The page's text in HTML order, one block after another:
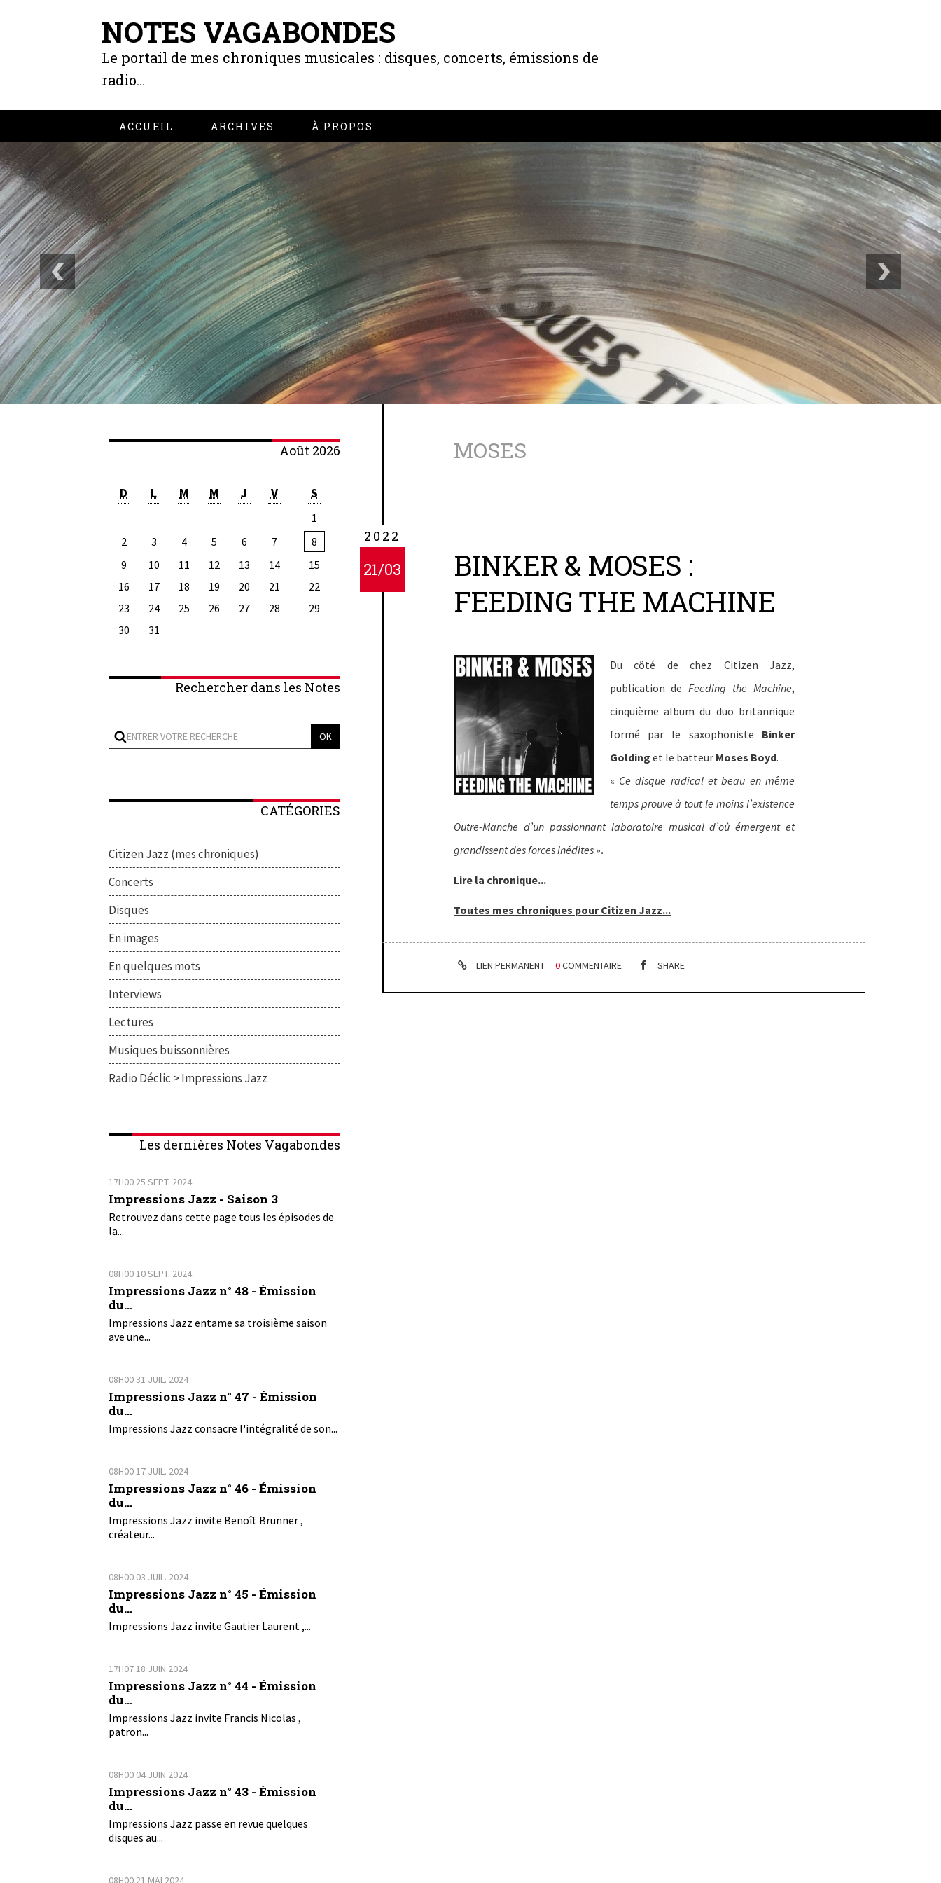
NOTES VAGABONDES
Le portail de mes chroniques musicales : disques, concerts, émissions de
radio...
ACCUEIL ARCHIVES À PROPOS
Août 2026
D L M M J V S
1
2
3 4 5 6 7
8
9
10 11 12 13 14
15
16
17 18 19 20 21
22
23
24 25 26 27 28
29
30
31
Rechercher dans les Notes
CATÉGORIES
Citizen Jazz (mes chroniques)
Concerts
Disques
En images
En quelques mots
Interviews
Lectures
Musiques buissonnières
Radio Déclic > Impressions Jazz
Les dernières Notes Vagabondes
17H00 25 SEPT. 2024
Impressions Jazz - Saison 3
Retrouvez dans cette page tous les épisodes de
la...
08H00 10SEPT. 2024
Impressions Jazz n° 48 - Émission
du...
Impressions Jazz entame sa troisième saison
ave une...
08H0031 JUIL. 2024
Impressions Jazz n° 47 - Émission
du...
Impressions Jazz consacre l'intégralité de son...
08H00 17 JUIL. 2024
Impressions Jazz n° 46 - Émission
du...
Impressions Jazz invite Benoît Brunner ,
créateur...
08H00 03 JUIL. 2024
Impressions Jazz n° 45 - Émission
du...
Impressions Jazz invite Gautier Laurent ,...
17H07 18 JUIN 2024
Impressions Jazz n° 44 - Émission
du...
Impressions Jazz invite Francis Nicolas ,
patron...
08H00 04 JUIN 2024
Impressions Jazz n° 43 - Émission
du...
Impressions Jazz passe en revue quelques
disques au...
08H00 21 MAI 2024
MOSES
2022
21/03
BINKER & MOSES :
FEEDING THE MACHINE
Du côté de chez Citizen Jazz,
publication deFeeding the Machine,
cinquième album du duo britannique
formé par le saxophoniste Binker
Golding et le batteur Moses Boyd.
« Ce disque radical et beau en même
temps prouve à tout le moins l’existence
Outre-Manche d’un passionnant laboratoire musical d’où émergent et
grandissent des forces inédites ».
Lire la chronique...
Toutes mes chroniques pour Citizen Jazz...
LIEN PERMANENT 0COMMENTAIRE SHARE